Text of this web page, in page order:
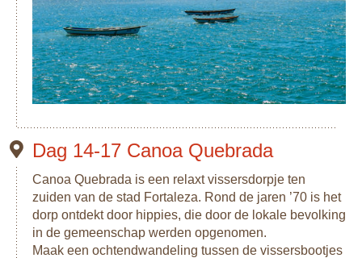
Dag 14-17 Canoa Quebrada
Canoa Quebrada is een relaxt vissersdorpje ten
zuiden van de stad Fortaleza. Rond de jaren ’70 is het
dorp ontdekt door hippies, die door de lokale bevolking
in de gemeenschap werden opgenomen.
Maak een ochtendwandeling tussen de vissersbootjes